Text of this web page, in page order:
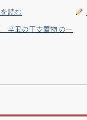
読む
辛丑の干支置物 の一